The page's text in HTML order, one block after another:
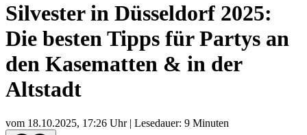
Silvester in Düsseldorf 2025:
Die besten Tipps für Partys an
den Kasematten & in der
Altstadt
vom 18.10.2025, 17:26 Uhr| Lesedauer: 9 Minuten